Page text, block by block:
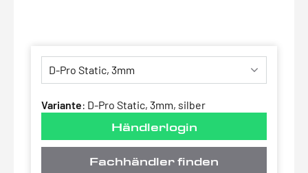
Variante: D-Pro Static, 3mm, silber
Händlerlogin
Fachhändler finden